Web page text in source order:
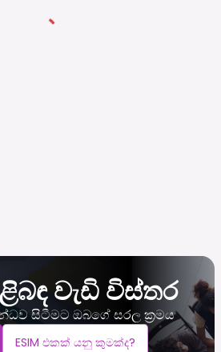
වැඩි විස්තර
සිටීමට ඔබගේ සරල ක්‍රමය
ESIM එකක් යනු කුමක්ද?